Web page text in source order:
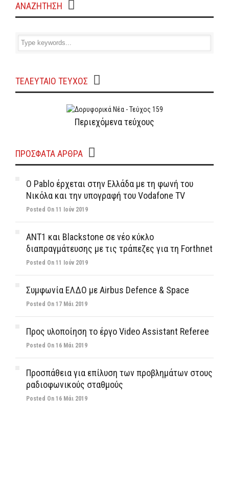
ΑΝΑΖΗΤΗΣΗ
ΤΕΛΕΥΤΑΙΟ ΤΕΥΧΟΣ
Περιεχόμενα τεύχους
ΠΡΌΣΦΑΤΑ ΆΡΘΡΑ
Ο Pablo έρχεται στην Ελλάδα με τη φωνή του
Νικόλα και την υπογραφή του Vodafone TV
Posted On 11 Ιούν 2019
ΑΝΤ1 και Blackstone σε νέο κύκλο
διαπραγμάτευσης με τις τράπεζες για τη Forthnet
Posted On 11 Ιούν 2019
Συμφωνία ΕΛΔΟ με Airbus Defence & Space
Posted On 17 Μάι 2019
Προς υλοποίηση το έργο Video Assistant Referee
Posted On 16 Μάι 2019
Προσπάθεια για επίλυση των προβλημάτων στους
ραδιοφωνικούς σταθμούς
Posted On 16 Μάι 2019